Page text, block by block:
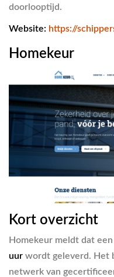
doorlooptijd.
Website: https://
Homekeur
Kort overzicht
Homekeur meldt dat
uur wordt geleverd. Het
netwerk van